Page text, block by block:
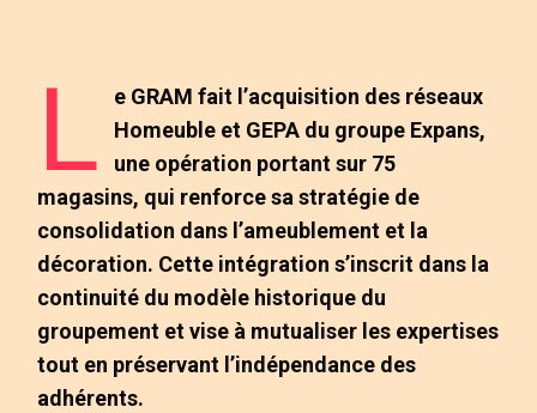
L
e GRAM fait l’acquisition des réseaux
Homeuble et GEPA du groupe Expans,
une opération portant sur 75
magasins, qui renforce sa stratégie de
consolidation dans l’ameublement et la
décoration. Cette intégration s’inscrit dans la
continuité du modèle historique du
groupement et vise à mutualiser les expertises
tout en préservant l’indépendance des
adhérents.